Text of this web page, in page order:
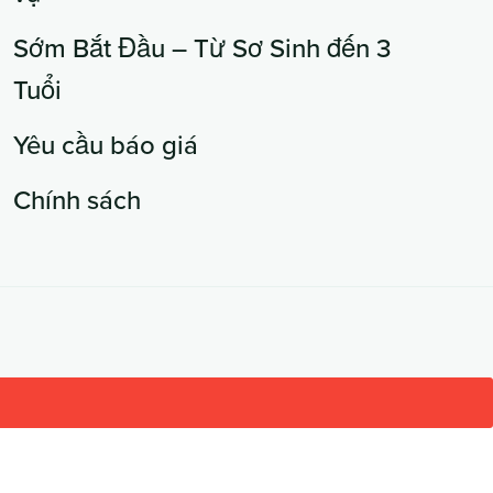
Sớm Bắt Đầu – Từ Sơ Sinh đến 3
Tuổi
Yêu cầu báo giá
Chính sách